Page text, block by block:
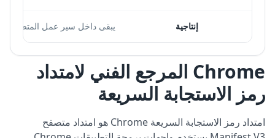
إنتاجية يبقى داخل سير عمل المتصفح
Chrome المرجع الفني لامتداد
رمز الاستجابة السريعة
امتداد رمز الاستجابة السريعة Chrome هو امتداد متصفح